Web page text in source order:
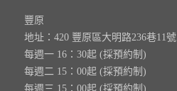
豐原
地址：420 豐原區大明路236巷11號
每週一 16：30起 (採預約制)
每週二 15：00起 (採預約制)
每週三 15：00起 (採預約制)